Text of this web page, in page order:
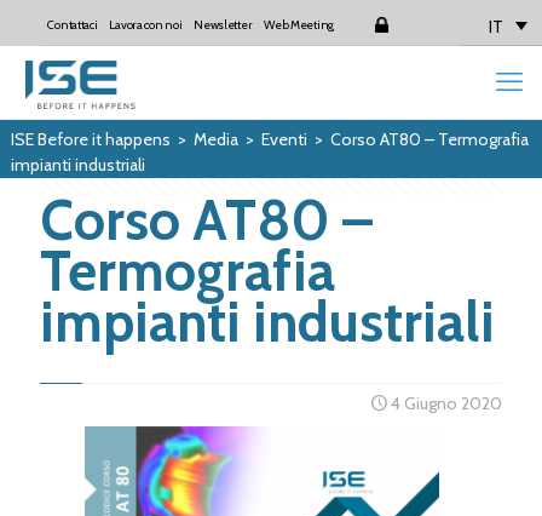
Contattaci Lavora con noi Newsletter Web Meeting IT
ISE Before it happens > Media> Eventi > Corso AT80 – Termografia
impianti industriali
Corso AT80 –
Termografia
impianti industriali
4 Giugno 2020